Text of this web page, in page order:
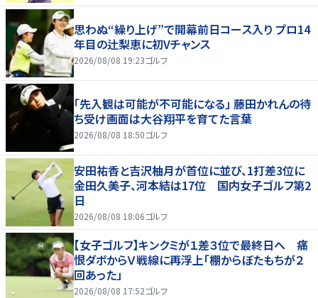
思わぬ“繰り上げ”で開幕前日コース入り プロ14
年目の辻梨恵に初Vチャンス
2026/08/08 19:23ゴルフ
「先入観は可能が不可能になる」 藤田かれんの待
ち受け画面は大谷翔平を育てた言葉
2026/08/08 18:50ゴルフ
安田祐香と吉沢柚月が首位に並び、1打差3位に
金田久美子、河本結は17位 国内女子ゴルフ第2
日
2026/08/08 18:06ゴルフ
【女子ゴルフ】キンクミが１差３位で最終日へ 痛
恨ダボからＶ戦線に再浮上「棚からぼたもちが２
回あった」
2026/08/08 17:52ゴルフ